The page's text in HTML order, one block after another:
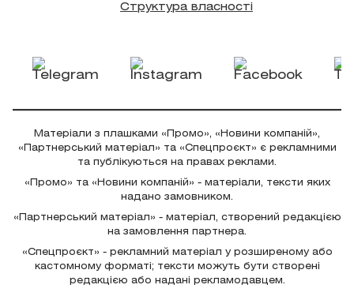
Структура власності
Матеріали з плашками «Промо», «Новини компаній»,
«Партнерський матеріал» та «Спецпроєкт» є рекламними
та публікуються на правах реклами.
«Промо» та «Новини компаній» - матеріали, тексти яких
надано замовником.
«Партнерський матеріал» - матеріал, створений редакцією
на замовлення партнера.
«Спецпроєкт» - рекламний матеріал у розширеному або
кастомному форматі; тексти можуть бути створені
редакцією або надані рекламодавцем.